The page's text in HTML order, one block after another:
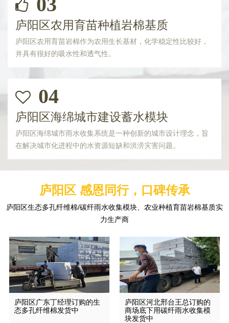
庐阳区农用育苗种植岩棉基质
庐阳区农用育苗岩棉作为农用生长基材，化学稳定性比较好，
并具有很好的吸水性和透气性。
04
庐阳区海绵城市建设蓄水模块
庐阳区海绵城市雨水收集系统是一种创新的城市设计理念，旨
在解决城市化进程中的水资源短缺和洪涝灾害问题。
庐阳区 感恩同行，口碑传承
庐阳区生态多孔纤维棉/碳纤雨水收集模块、农业种植育苗岩棉基质实
力生产商
庐阳区广东丁经理订购的生
态多孔纤维棉发货中
庐阳区河北邢台王总订购的
商场底下用碳纤雨水收集模
块发货中